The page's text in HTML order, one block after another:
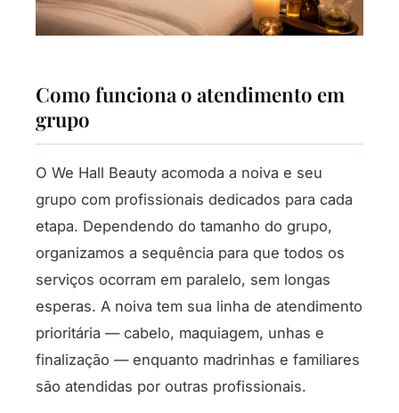
Como funciona o atendimento em
grupo
O We Hall Beauty acomoda a noiva e seu
grupo com profissionais dedicados para cada
etapa. Dependendo do tamanho do grupo,
organizamos a sequência para que todos os
serviços ocorram em paralelo, sem longas
esperas. A noiva tem sua linha de atendimento
prioritária — cabelo, maquiagem, unhas e
finalização — enquanto madrinhas e familiares
são atendidas por outras profissionais.